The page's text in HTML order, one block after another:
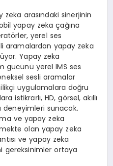
arasındaki sinerjinin
yapay zeka çağına
yerel ses
aramalardan yapay zeka
Yapay zeka
gücünü yerel IMS ses
sesli aramalar
uygulamalara doğru
istikrarlı, HD, görsel, akıllı
sunacak.
ve yapay zeka
olan yapay zeka
ve yapay zeka
gereksinimler ortaya